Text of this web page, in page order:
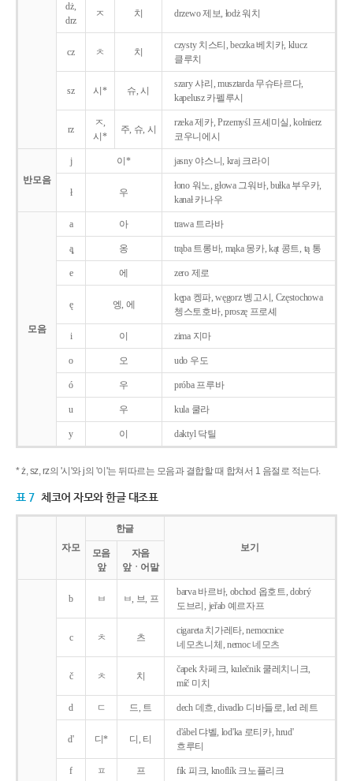
dż,
drz
ㅈ 치 drzewo 제보, łodż 워치
cz ㅊ 치
czysty 치스티, beczka 베치카, klucz
클루치
sz 시* 슈, 시
szary 샤리, musztarda 무슈타르다,
kapelusz 카펠루시
rz
ㅈ,
시*
주, 슈, 시
rzeka 제카, Przemyśl 프셰미실, kołnierz
코우니에시
반모음
j 이* jasny 야스니, kraj 크라이
ł 우
łono 워노, głowa 그워바, bułka 부우카,
kanał 카나우
모음
a 아 trawa 트라바
ą̨ 옹 trąba 트롱바, mąka 몽카, kąt 콩트, tą 통
e 에 zero 제로
ę 엥, 에
kępa 켕파, węgorz 벵고시, Częstochowa
쳉스토호바, proszę 프로셰
i 이 zima 지마
o 오 udo 우도
ó 우 próba 프루바
u 우 kula 쿨라
y 이 daktyl 닥틸
* ż, sz, rz의 '시'와 j의 '이'는 뒤따르는 모음과 결합할 때 합쳐서 1 음절로 적는다.
표 7 체코어 자모와 한글 대조표
자모
한글
보기
모음
앞
자음
앞ㆍ어말
b ㅂ ㅂ, 브, 프
barva 바르바, obchod 옵호트, dobrý
도브리, jeřab 예르자프
c ㅊ 츠
cigareta 치가레타, nemocnice
네모츠니체, nemoc 네모츠
č ㅊ 치
čapek 차페크, kulečnik 쿨레치니크,
míč 미치
d ㄷ 드, 트 dech 데흐, divadlo 디바들로, led 레트
d' 디* 디, 티
d'ábel 댜벨, lod'ka 로티카, hrud'
흐루티
f ㅍ 프 fík 피크, knoflík 크노플리크